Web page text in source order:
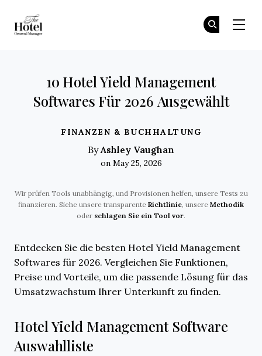
FINANZEN & BUCHHALTUNG
10 Hotel Yield Management
Softwares Für 2026 Ausgewählt
ByAshley Vaughan
on May 25, 2026
Wir prüfen Tools unabhängig, und Provisionen helfen, unsere Tests zu
finanzieren. Siehe unsere transparenteRichtlinie , unsereMethodik
oder schlagen Sie ein Tool vor.
Entdecken Sie die besten Hotel Yield Management
Softwares für 2026. Vergleichen Sie Funktionen,
Preise und Vorteile, um die passende Lösung für das
Umsatzwachstum Ihrer Unterkunft zu finden.
Hotel Yield Management Software
Auswahlliste